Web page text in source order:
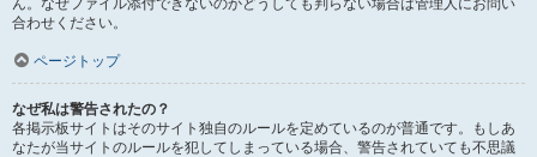
ん。なぜファイル添付できないのかどうしても判らない場合は管理人にお問い
合わせください。
ページトップ
なぜ私は警告されたの？
各掲示板サイトはそのサイト独自のルールを定めているのが普通です。もしあ
なたが当サイトのルールを犯してしまっている場合、警告されていても不思議